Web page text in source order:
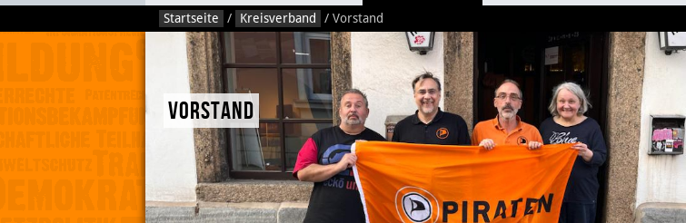
Twitter
YouTube
Startseite / Kreisverband / Vorstand
Vorstand